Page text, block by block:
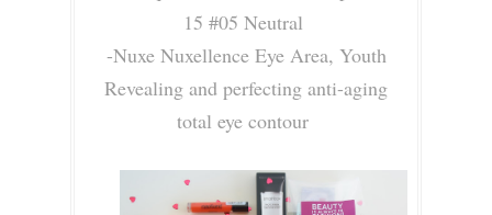
15 #05 Neutral
-Nuxe Nuxellence Eye Area, Youth
Revealing and perfecting anti-aging
total eye contour